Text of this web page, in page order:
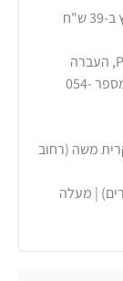
שליח עד הבית לכל רחבי הארץ ב-39 ש"ח
כרטיסי אשראי, PayPal, העברה
בנקאית או באפליקציות Bit / Paybox (למספר 054-
משה (רחוב
| מעלה